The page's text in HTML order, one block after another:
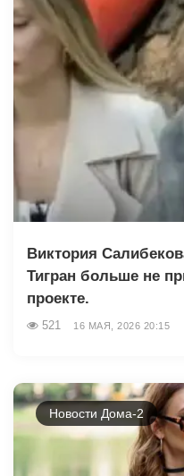
Виктория
Тигран больше не
проекте.
521 16 МАЯ, 2026 20:15
Новости Дома-2